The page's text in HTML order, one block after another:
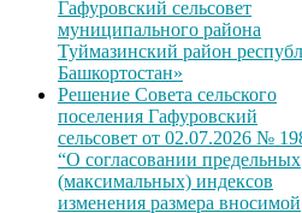
Гафуровский сельсовет
муниципального района
Туймазинский район
Башкортостан»
Решение Совета сельского
поселения Гафуровский
сельсовет от 02.07.2026 №
“О согласовании предельных
(максимальных) индексов
изменения размера вносимой